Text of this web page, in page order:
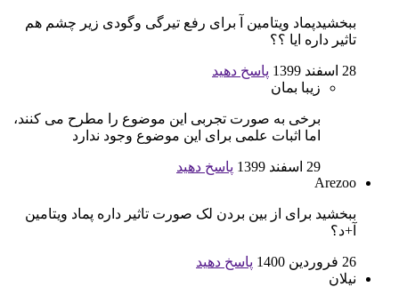
ببخشیدپماد ویتامین آ برای رفع تیرگی و‌گودی زیر چشم هم
تاثیر داره ایا ؟؟
28 اسفند 1399
پاسخ دهید
زیبا بمان
برخی به صورت تجربی این موضوع را مطرح می کنند،
اما اثبات علمی برای این موضوع وجود ندارد
29 اسفند 1399
پاسخ دهید
Arezoo
ببخشید برای از بین بردن لک صورت تاثیر داره پماد ویتامین
آ+د؟
26 فروردین 1400
پاسخ دهید
نیلان